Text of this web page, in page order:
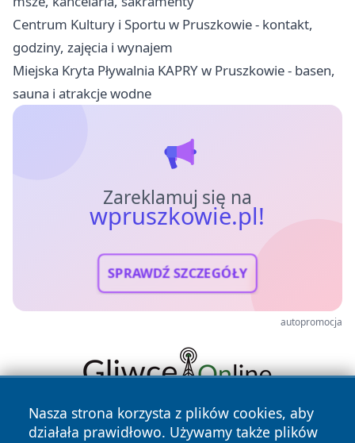
Centrum Kultury i Sportu w Pruszkowie - kontakt,
godziny, zajęcia i wynajem
Miejska Kryta Pływalnia KAPRY w Pruszkowie - basen,
sauna i atrakcje wodne
Zareklamuj się na
wpruszkowie.pl!
SPRAWDŹ SZCZEGÓŁY
autopromocja
Nasza strona korzysta z plików cookies, aby
działała prawidłowo. Używamy także plików